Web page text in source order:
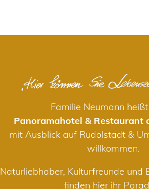
Familie Neumann
Panoramahotel & Restaurant
mit Ausblick auf Rudolstadt &
willkommen.
Naturliebhaber, Kulturfreunde und
finden hier ihr